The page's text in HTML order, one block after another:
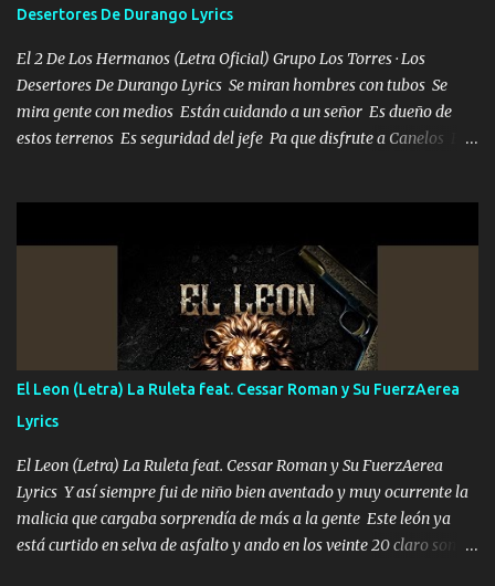
Desertores De Durango Lyrics
El 2 De Los Hermanos (Letra Oficial) Grupo Los Torres · Los
Desertores De Durango Lyrics Se miran hombres con tubos Se
mira gente con medios Están cuidando a un señor Es dueño de
estos terrenos Es seguridad del jefe Pa que disfrute a Canelos Es
ni tampoco las mujeres porque es platica de grandes por eso hay
que estar alegres doy las instrucciones para atender los deberes
Música Si es que salta algún problema de confianza tengo gente
ahí está el Hombre Cuarenta y también Pariente 7 arreglan
cualquier problema no más es cuestión que ordené NOS HACE
FALTA UN HERMANO DE CLAVE ERA EL 24 SIEMPRE FUE UN
HOMBRE VALIENTE POR ALGO M'URIÓ PELEAND0 SIEMPRE
VIO POR LA FAMILIA PARA QUE SIGA EL LEGADO Es el DOS de
los HERMANOS un cerebro inteligente y com...
El Leon (Letra) La Ruleta feat. Cessar Roman y Su FuerzAerea
Lyrics
El Leon (Letra) La Ruleta feat. Cessar Roman y Su FuerzAerea
Lyrics Y así siempre fui de niño bien aventado y muy ocurrente la
malicia que cargaba sorprendía de más a la gente Este león ya
está curtido en selva de asfalto y ando en los veinte 20 claro son